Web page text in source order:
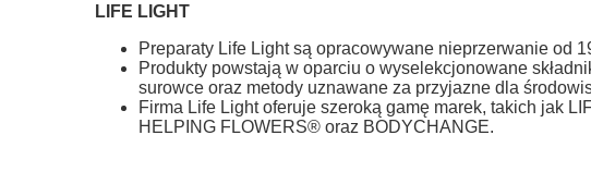
LIFE LIGHT
Preparaty Life Light są opracowywane nieprzerwanie od
Produkty powstają w oparciu o wyselekcjonowane
surowce oraz metody uznawane za przyjazne dla
Firma Life Light oferuje szeroką gamę marek, takich jak
HELPING FLOWERS® oraz BODYCHANGE.